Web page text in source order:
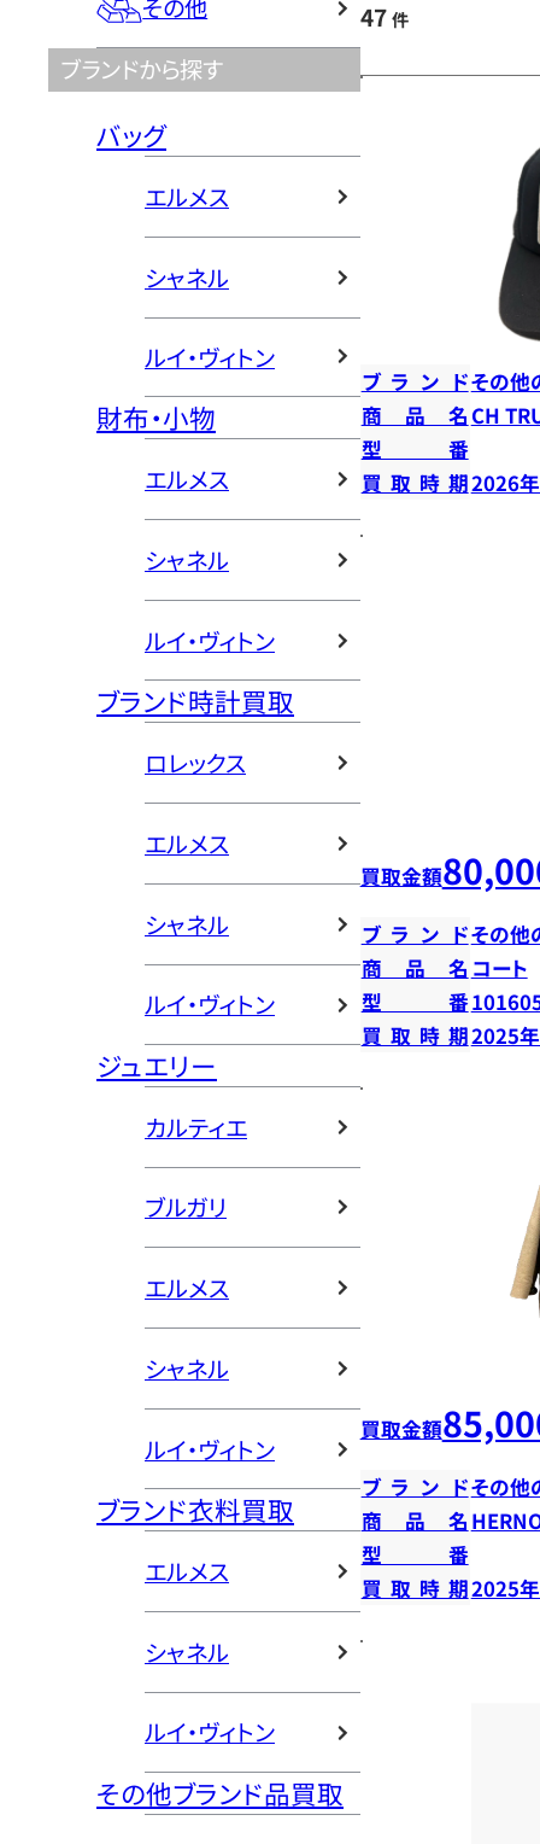
その他
ブランドから探す
バッグ
エルメス
シャネル
ルイ・ヴィトン
財布・小物
エルメス
シャネル
ルイ・ヴィトン
ブランド時計買取
ロレックス
エルメス
シャネル
ルイ・ヴィトン
ジュエリー
カルティエ
ブルガリ
エルメス
シャネル
ルイ・ヴィトン
ブランド衣料買取
エルメス
シャネル
ルイ・ヴィトン
その他ブランド品買取
47 件
ブランドその他
商品名 CH
型番
買取時期2026
買取金額
ブランドその他
商品名 コート
型番
買取時期2025
買取金額
ブランドその他
商品名
型番
買取時期2025